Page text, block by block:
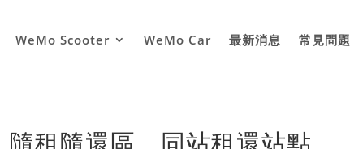
WeMo Scooter WeMo Car 最新消息 常見問題
租隨還區、同站租還站點